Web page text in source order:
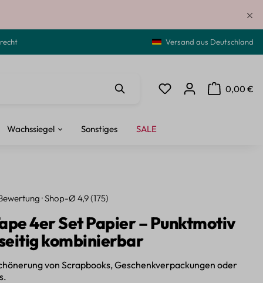
Versand aus Deutschland
Du hast 0 Produkte auf
0,00 €
Warenkorb
Wachssiegel Sonstiges SALE
· Shop-Ø 4,9 (175)
4er Set Papier – Punktmotiv
kombinierbar
von Scrapbooks, Geschenkverpackungen oder